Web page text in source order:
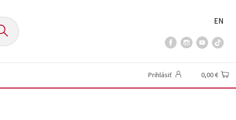
EN
Prihlásiť 0,00 €